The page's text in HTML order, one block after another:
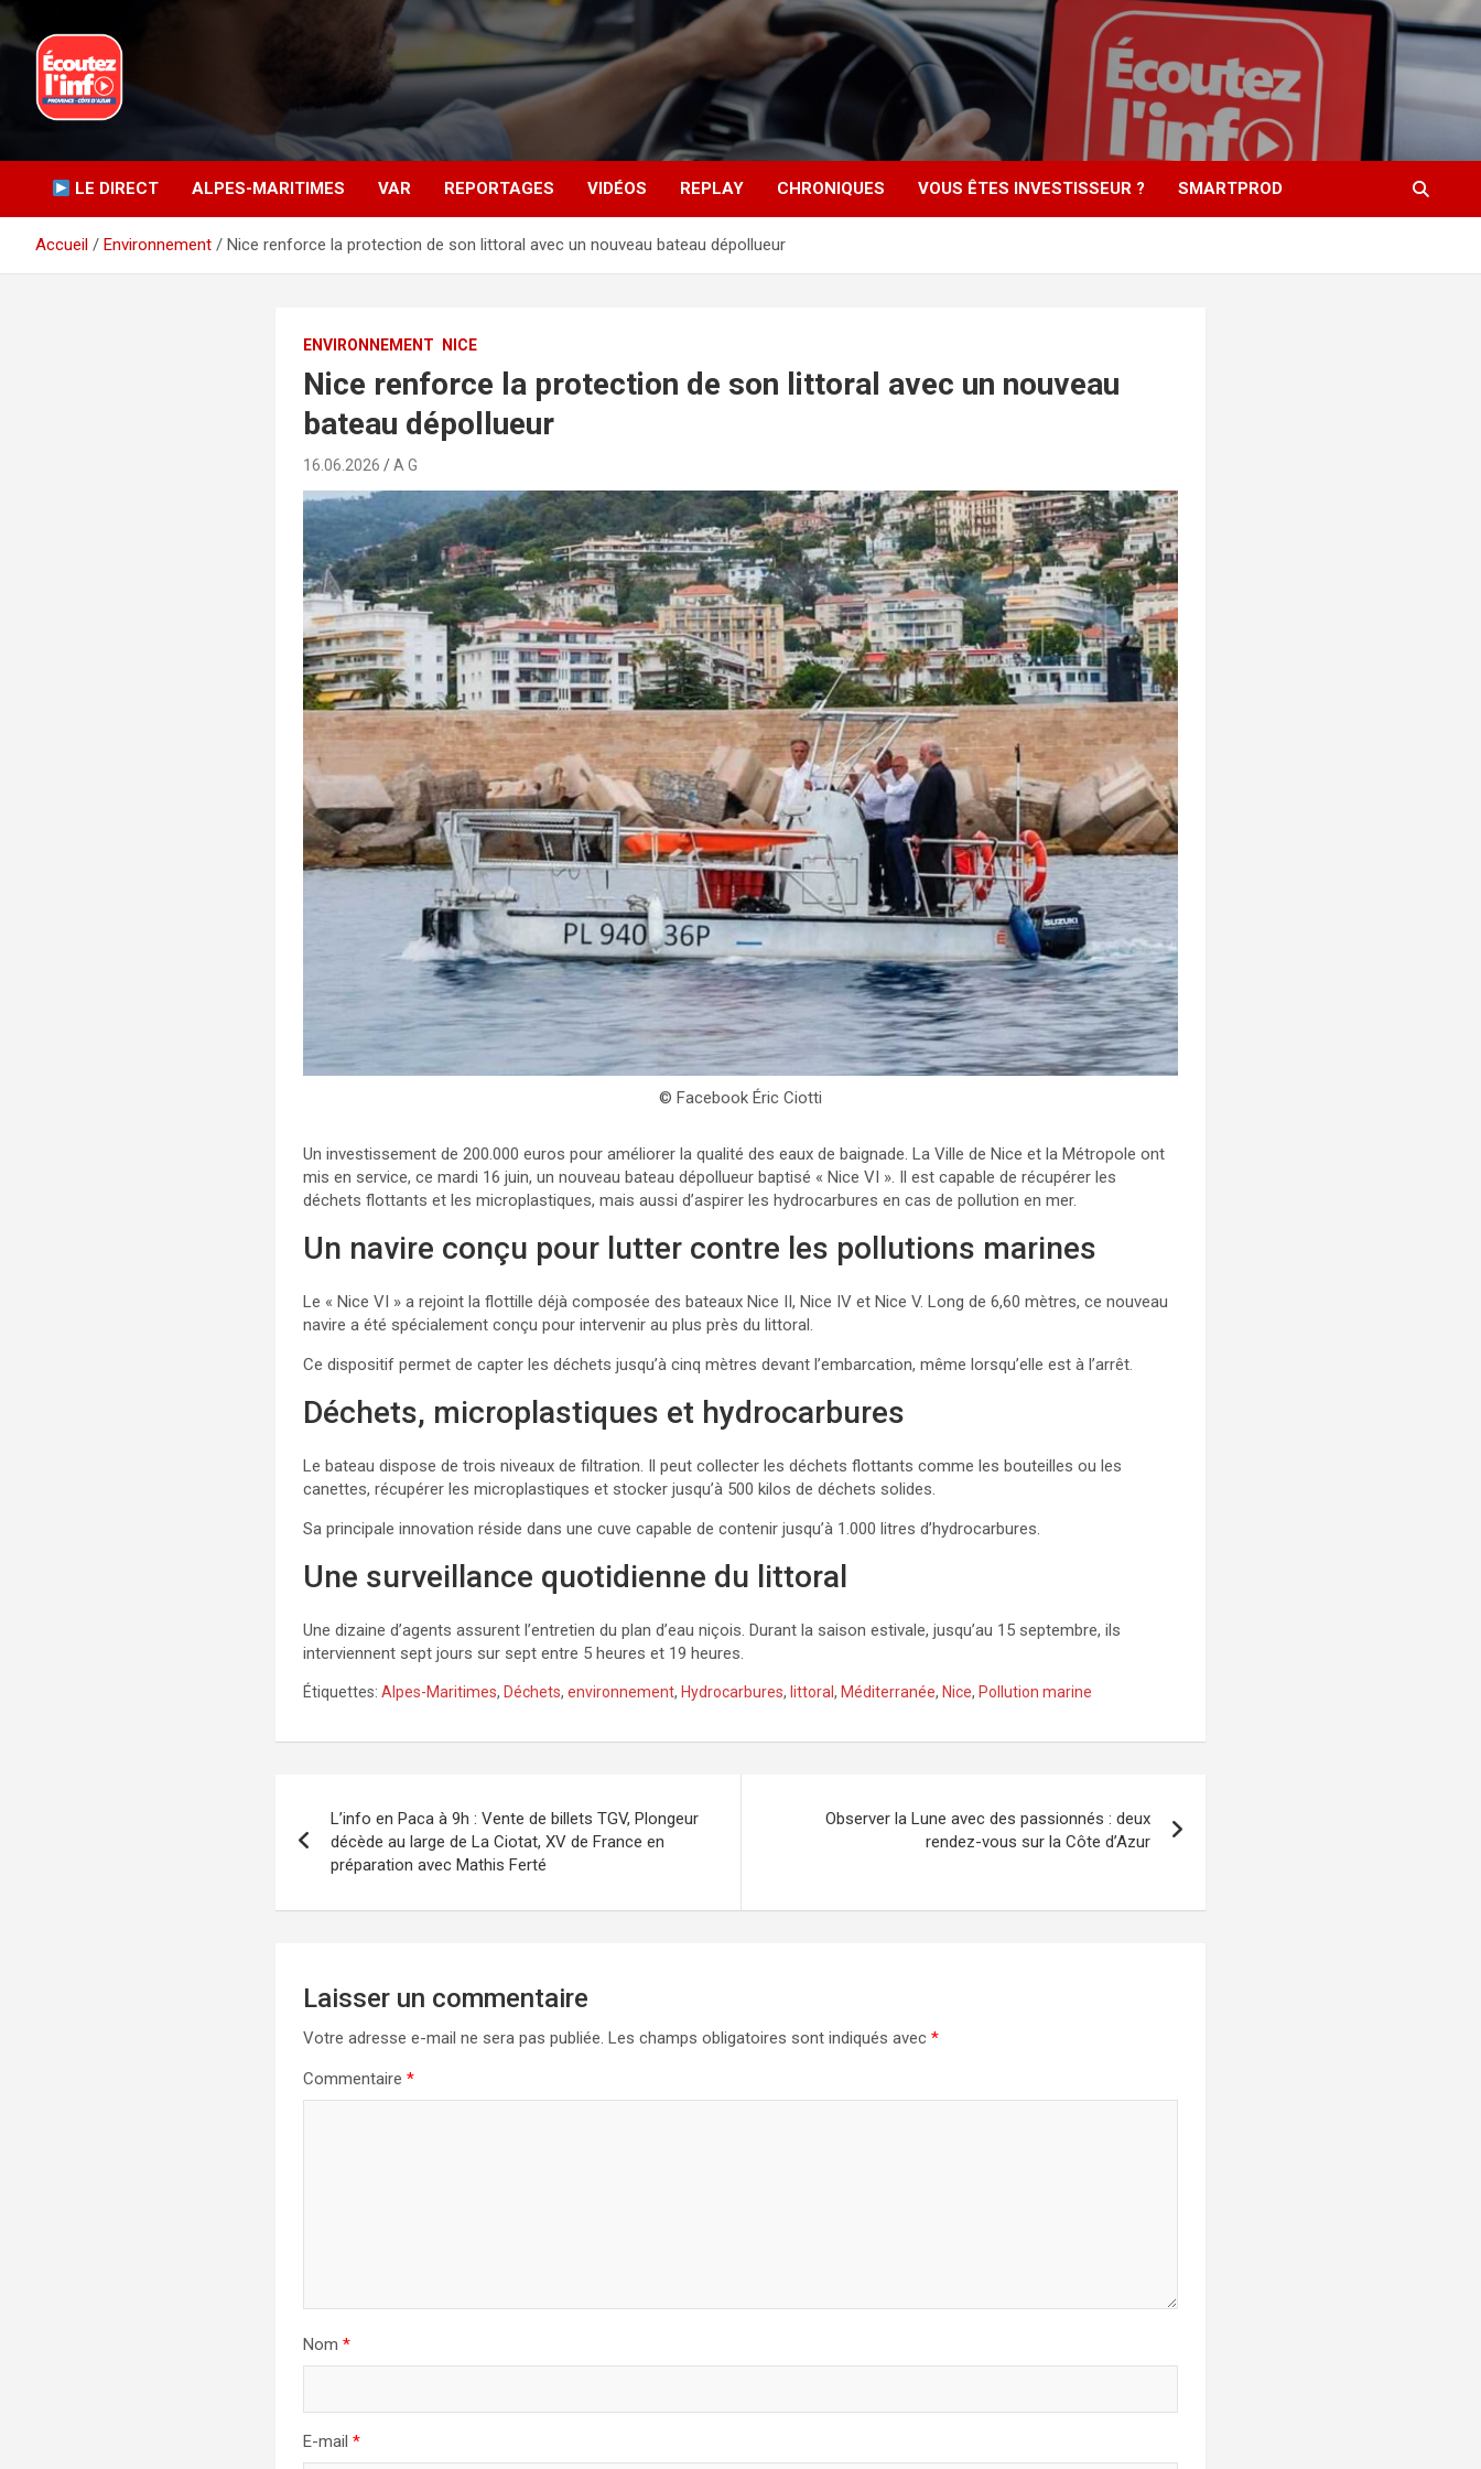
Aller
au
contenu
Ecoutez l’info
LE DIRECT ALPES-MARITIMES VAR REPORTAGES VIDÉOS REPLAY CHRONIQUES VOUS ÊTES INVESTISSEUR ? SMARTPROD
Accueil Environnement Nice renforce la protection de son littoral avec un nouveau bateau dépollueur
ENVIRONNEMENT NICE
Nice renforce la protection de son littoral avec un nouveau
bateau dépollueur
16.06.2026 A G
© Facebook Éric Ciotti
Un investissement de 200.000 euros pour améliorer la qualité des eaux de baignade. La Ville de Nice et la Métropole ont
mis en service, ce mardi 16 juin, un nouveau bateau dépollueur baptisé « Nice VI ». Il est capable de récupérer les
déchets flottants et les microplastiques, mais aussi d’aspirer les hydrocarbures en cas de pollution en mer.
Un navire conçu pour lutter contre les pollutions marines
Le « Nice VI » a rejoint la flottille déjà composée des bateaux Nice II, Nice IV et Nice V. Long de 6,60 mètres, ce nouveau
navire a été spécialement conçu pour intervenir au plus près du littoral.
Ce dispositif permet de capter les déchets jusqu’à cinq mètres devant l’embarcation, même lorsqu’elle est à l’arrêt.
Déchets, microplastiques et hydrocarbures
Le bateau dispose de trois niveaux de filtration. Il peut collecter les déchets flottants comme les bouteilles ou les
canettes, récupérer les microplastiques et stocker jusqu’à 500 kilos de déchets solides.
Sa principale innovation réside dans une cuve capable de contenir jusqu’à 1.000 litres d’hydrocarbures.
Une surveillance quotidienne du littoral
Une dizaine d’agents assurent l’entretien du plan d’eau niçois. Durant la saison estivale, jusqu’au 15 septembre, ils
interviennent sept jours sur sept entre 5 heures et 19 heures.
Étiquettes: Alpes-Maritimes, Déchets,environnement, Hydrocarbures, littoral, Méditerranée, Nice, Pollution marine
de
l’article
L’info en Paca à 9h : Vente de billets TGV, Plongeur
décède au large de La Ciotat, XV de France en
préparation avec Mathis Ferté
Observer la Lune avec des passionnés : deux
rendez-vous sur la Côte d’Azur
Laisser un commentaire
Votre adresse e-mail ne sera pas publiée. Les champs obligatoires sont indiqués avec*
Commentaire*
Nom*
E-mail*